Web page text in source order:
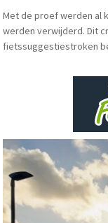
Met de proef werden al
werden verwijderd. Dit
fietssuggestiestroken